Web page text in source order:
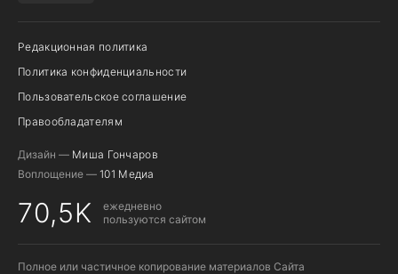
Редакционная политика
Политика конфиденциальности
Пользовательское соглашение
Правообладателям
Дизайн — Миша Гончаров
Воплощение — 101 Медиа
70,5K
ежедневно
пользуются сайтом
Полное или частичное копирование материалов Сайта